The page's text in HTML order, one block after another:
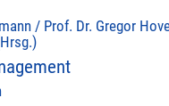
/ Prof. Dr. Gregor